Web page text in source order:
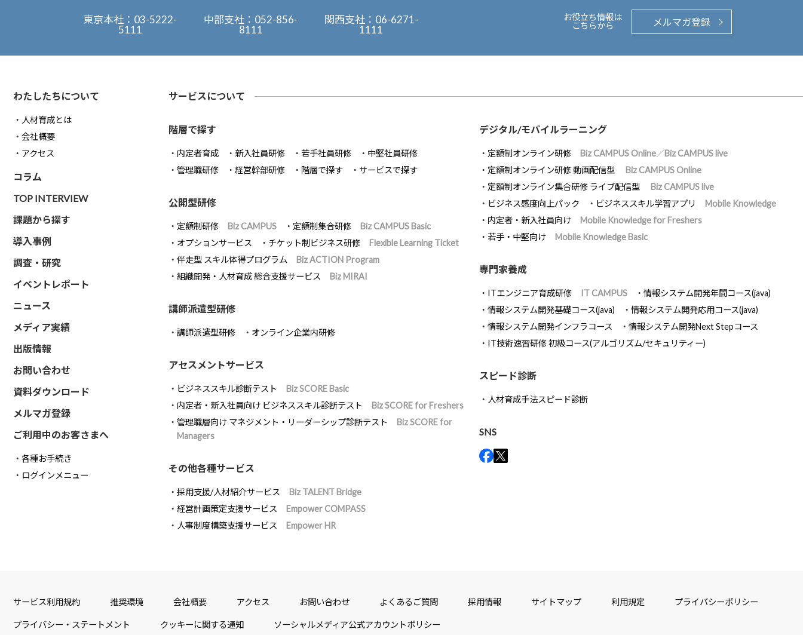
東京本社： 03-5222-
5111
中部支社： 052-856-
8111
関西支社： 06-6271-
1111
お役立ち情報は
こちらから
メルマガ登録
わたしたちについて
人材育成とは
会社概要
アクセス
コラム
TOP INTERVIEW
課題から探す
導入事例
調査・研究
イベントレポート
ニュース
メディア実績
出版情報
お問い合わせ
資料ダウンロード
メルマガ登録
ご利用中のお客さまへ
各種お手続き
ログインメニュー
サービスについて
階層で探す
内定者育成 新入社員研修 若手社員研修
中堅社員研修
管理職研修
経営幹部研修 階層で探す サービスで探す
公開型研修
定額制研修 Biz CAMPUS 定額制集合研修
Biz CAMPUS Basic
オプションサービス
チケット制ビジネス研修
Flexible Learning Ticket
伴走型 スキル体得プログラム
Biz ACTION Program
組織開発・人材育成 総合支援サービス
Biz MIRAI
講師派遣型研修
講師派遣型研修 オンライン企業内研修
アセスメントサービス
ビジネススキル診断テスト
Biz SCORE Basic
内定者・新入社員向け ビジネススキル診断テスト
Biz SCORE for Freshers
管理職層向け マネジメント・リーダーシップ診断テスト
Biz SCORE for
Managers
その他各種サービス
採用支援/人材紹介サービス
Biz TALENT Bridge
経営計画策定支援サービス
Empower COMPASS
人事制度構築支援サービス
Empower HR
デジタル/モバイルラーニング
定額制オンライン研修
Biz CAMPUS Online／Biz CAMPUS live
定額制オンライン研修 動画配信型
Biz CAMPUS Online
定額制オンライン集合研修 ライブ配信型
Biz CAMPUS live
ビジネス感度向上パック
ビジネススキル学習アプリ
Mobile Knowledge
内定者・新入社員向け
Mobile Knowledge for Freshers
若手・中堅向け
Mobile Knowledge Basic
専門家養成
ITエンジニア育成研修 IT CAMPUS
情報システム開発年間コース(java)
情報システム開発基礎コース(java)
情報システム開発応用コース(java)
情報システム開発インフラコース
情報システム開発Next Stepコース
IT技術速習研修 初級コース(アルゴリズム/セキュリティー)
スピード診断
人材育成手法スピード診断
SNS
サービス利用規約 推奨環境 会社概要 アクセス お問い合わせ よくあるご質問 採用情報 サイトマップ 利用規定 プライバシーポリシー
プライバシー・ステートメント クッキーに関する通知 ソーシャルメディア公式アカウントポリシー